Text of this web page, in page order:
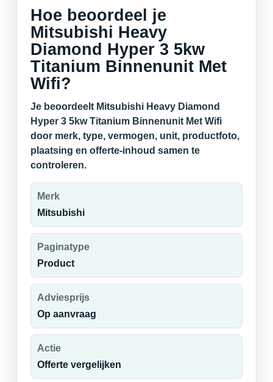
Hoe beoordeel je
Mitsubishi Heavy
Diamond Hyper 3 5kw
Titanium Binnenunit Met
Wifi?
Je beoordeelt Mitsubishi Heavy Diamond
Hyper 3 5kw Titanium Binnenunit Met Wifi
door merk, type, vermogen, unit, productfoto,
plaatsing en offerte-inhoud samen te
controleren.
Merk
Mitsubishi
Paginatype
Product
Adviesprijs
Op aanvraag
Actie
Offerte vergelijken